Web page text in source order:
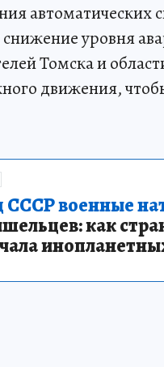
снижение уровня
Томска и
движения,
СССР военные
как